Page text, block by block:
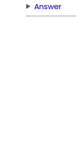
Answer